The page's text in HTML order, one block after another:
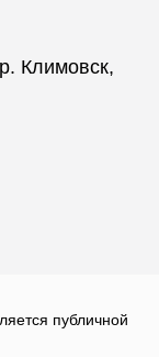
Климовск,
публичной